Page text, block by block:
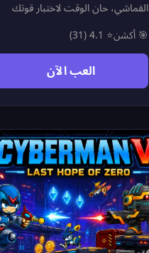
القماشي، حان الوقت لاختبار قوتك
بالأكشن! استخدم الضربات والأدوات
المتنوعة لتوجيه أقوى الهجمات لهذا
الوحش المشاغب، واجمع العملات
الذهبية مع كل ضربة ناجحة. طوّر
أدواتك، افتح وسائل أقوى، واستمر في
من أمتع ألعاب تفريغ الغضب
والتحدي.
🎯 أكشن⭐ 4.1 (31)
العب الآن